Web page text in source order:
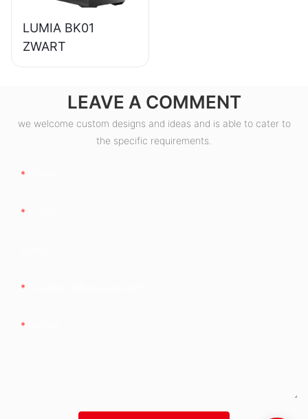
LUMIA BK01
ZWART
LEAVE A COMMENT
we welcome custom designs and ideas and is able to cater to
the specific requirements.